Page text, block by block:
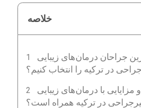
خلاصه
جراحان درمان‌های زیبایی
در ترکیه را انتخاب کنیم؟
با درمان‌های زیبایی
در ترکیه همراه است؟